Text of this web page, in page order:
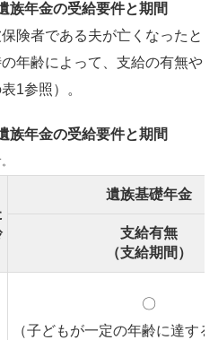
族年金の受給要件と期間
険者である夫が亡くなったと
年齢によって、支給の有無や
1参照）。
年金の受給要件と期間
遺族基礎年金
支給有無
（支給期間）
〇
（子どもが一定の年齢に達す